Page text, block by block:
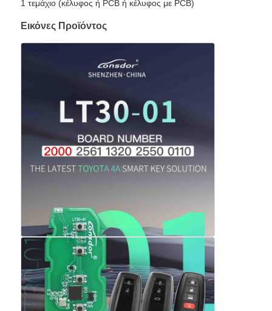
Γύρος εργοστασίων
Ποιοτικός έλεγχος
επαφή
Όλες οι περιπτώσεις
Αυτόματα κλειδιά
1 τεμάχιο (κέλυφος ή PCB ή κέλυφος με PCB)
Εικόνες Προϊόντος